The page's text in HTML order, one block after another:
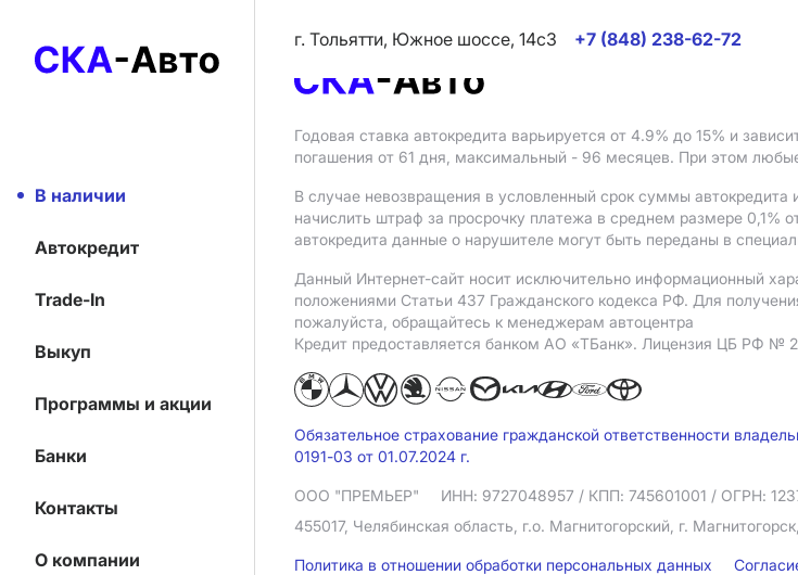
В наличии
Автокредит
Trade-In
Выкуп
Программы и акции
Банки
Контакты
О компании
г. Тольятти, Южное шоссе, 14с3
+7 (848) 238-62-72
Годовая ставка автокредита варьируется от 4.9% до 15% и
погашения от 61 дня, максимальный - 96 месяцев. При этом
В случае невозвращения в условленный срок суммы автокредита
начислить штраф за просрочку платежа в среднем размере 0,1%
автокредита данные о нарушителе могут быть переданы в
Данный Интернет-сайт носит исключительно информационный
положениями Статьи 437 Гражданского кодекса РФ. Для
пожалуйста, обращайтесь к менеджерам автоцентра
Кредит предоставляется банком АO «ТБанк». Лицензия ЦБ РФ №
Обязательное страхование гражданской ответственности
0191-03 от 01.07.2024 г.
ООО "ПРЕМЬЕР" ИНН: 9727048957 / КПП: 745601001 / ОГРН:
455017, Челябинская область, г.о. Магнитогорский, г.
Политика в отношении обработки персональных данных